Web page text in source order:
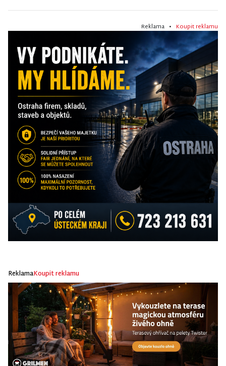
Reklama • Koupit reklamu
ReklamaKoupit reklamu